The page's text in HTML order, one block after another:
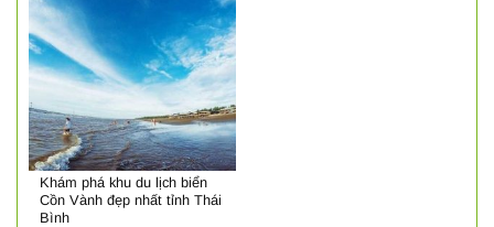
Khám phá khu du lịch biển
Cồn Vành đẹp nhất tỉnh Thái
Bình